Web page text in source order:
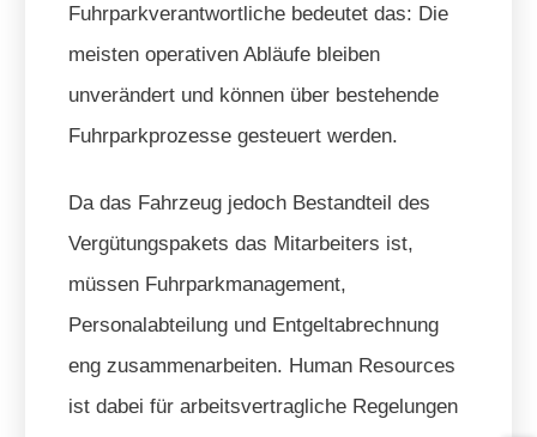
Fuhrparkverantwortliche bedeutet das: Die
meisten operativen Abläufe bleiben
unverändert und können über bestehende
Fuhrparkprozesse gesteuert werden.
Da das Fahrzeug jedoch Bestandteil des
Vergütungspakets das Mitarbeiters ist,
müssen Fuhrparkmanagement,
Personalabteilung und Entgeltabrechnung
eng zusammenarbeiten. Human Resources
ist dabei für arbeitsvertragliche Regelungen